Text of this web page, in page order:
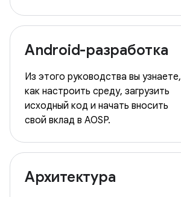
Android-разработка
Из этого руководства вы узнаете,
как настроить среду, загрузить
исходный код и начать вносить
свой вклад в AOSP.
Архитектура